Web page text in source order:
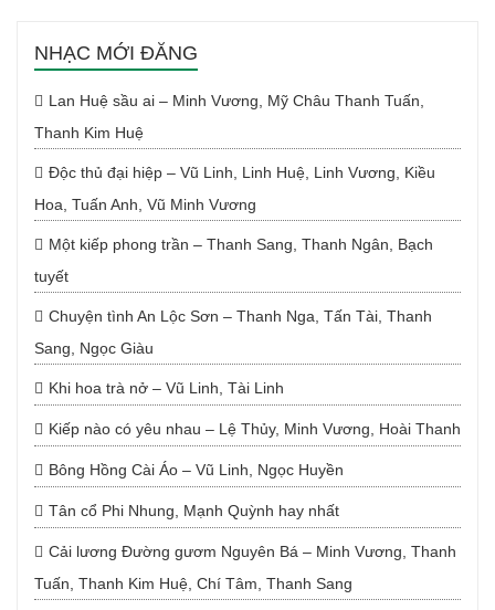
NHẠC MỚI ĐĂNG
Lan Huệ sầu ai – Minh Vương, Mỹ Châu Thanh Tuấn,
Thanh Kim Huệ
Độc thủ đại hiệp – Vũ Linh, Linh Huệ, Linh Vương, Kiều
Hoa, Tuấn Anh, Vũ Minh Vương
Một kiếp phong trần – Thanh Sang, Thanh Ngân, Bạch
tuyết
Chuyện tình An Lộc Sơn – Thanh Nga, Tấn Tài, Thanh
Sang, Ngọc Giàu
Khi hoa trà nở – Vũ Linh, Tài Linh
Kiếp nào có yêu nhau – Lệ Thủy, Minh Vương, Hoài Thanh
Bông Hồng Cài Áo – Vũ Linh, Ngọc Huyền
Tân cổ Phi Nhung, Mạnh Quỳnh hay nhất
Cải lương Đường gươm Nguyên Bá – Minh Vương, Thanh
Tuấn, Thanh Kim Huệ, Chí Tâm, Thanh Sang